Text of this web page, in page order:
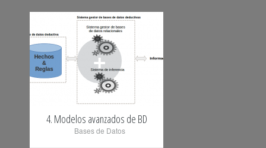
+
4. Modelos avanzados de BD
Bases de Datos